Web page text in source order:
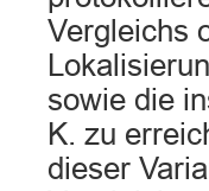
Vergleichs
sowie die
K. zu
dieser